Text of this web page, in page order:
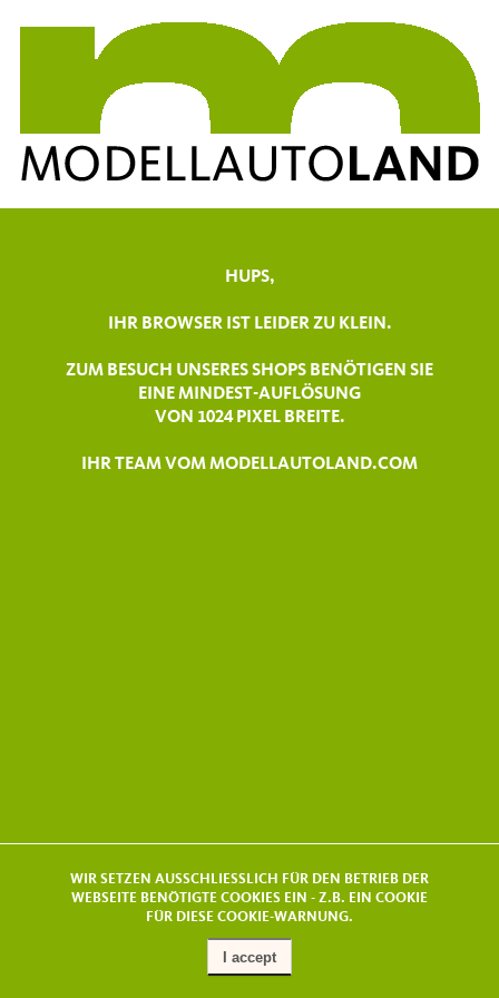
HUPS,
IHR BROWSER IST LEIDER ZU KLEIN.
ZUM BESUCH UNSERES SHOPS BENÖTIGEN SIE
EINE MINDEST-AUFLÖSUNG
VON 1024 PIXEL BREITE.
IHR TEAM VOM MODELLAUTOLAND.COM
WIR SETZEN AUSSCHLIESSLICH FÜR DEN BETRIEB DER
WEBSEITE BENÖTIGTE COOKIES EIN - Z.B. EIN COOKIE
FÜR DIESE COOKIE-WARNUNG.
I accept